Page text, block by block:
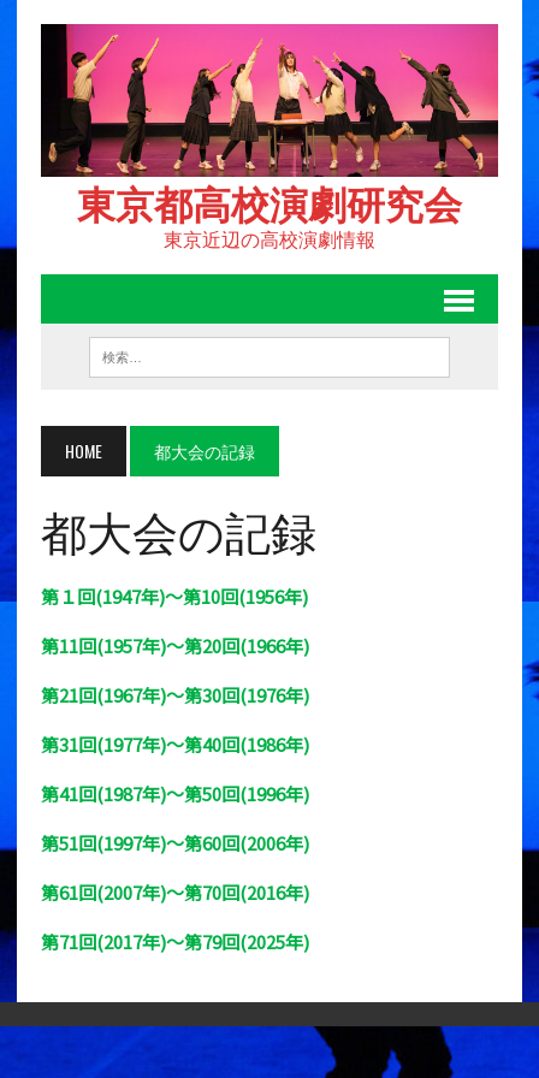
東京都高校演劇研究会
東京近辺の高校演劇情報
HOME 都大会の記録
都大会の記録
第１回(1947年)～第10回(1956年)
第11回(1957年)～第20回(1966年)
第21回(1967年)～第30回(1976年)
第31回(1977年)～第40回(1986年)
第41回(1987年)～第50回(1996年)
第51回(1997年)～第60回(2006年)
第61回(2007年)～第70回(2016年)
第71回(2017年)～第79回(2025年)